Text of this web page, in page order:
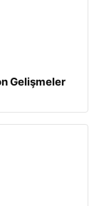
Gelişmeler